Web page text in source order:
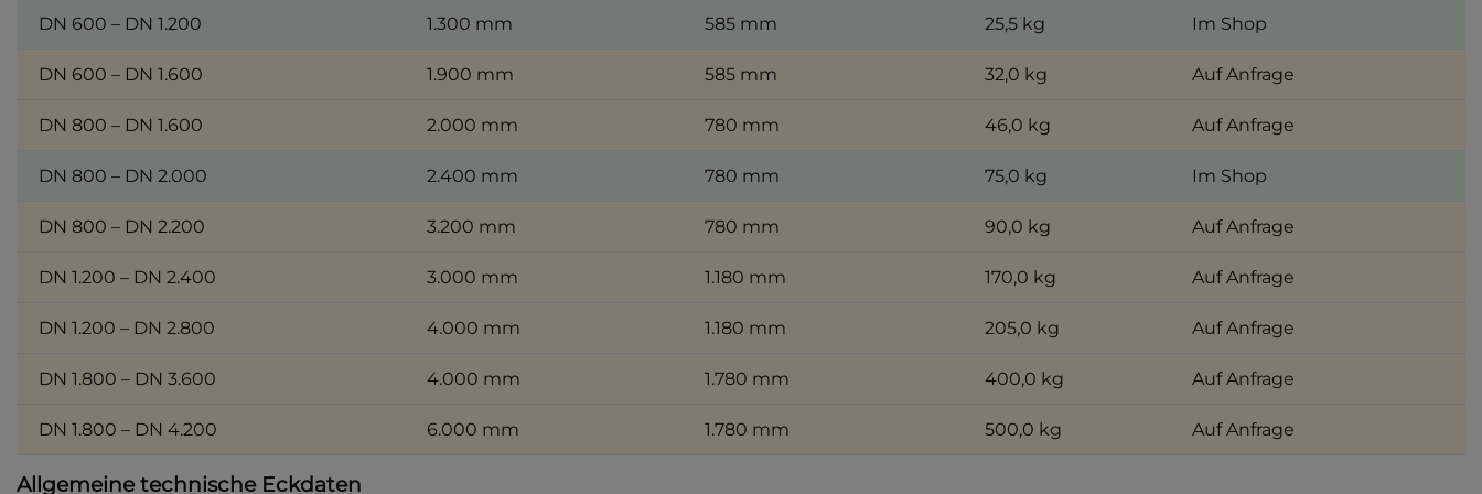
DN 600 – DN 1.200 1.300 mm 585 mm 25,5 kg Im Shop
DN 600 – DN 1.600 1.900 mm 585 mm 32,0 kg Auf Anfrage
DN 800 – DN 1.600 2.000 mm 780 mm 46,0 kg Auf Anfrage
DN 800 – DN 2.000 2.400 mm 780 mm 75,0 kg Im Shop
DN 800 – DN 2.200 3.200 mm 780 mm 90,0 kg Auf Anfrage
DN 1.200 – DN 2.400 3.000 mm 1.180 mm 170,0 kg Auf Anfrage
DN 1.200 – DN 2.800 4.000 mm 1.180 mm 205,0 kg Auf Anfrage
DN 1.800 – DN 3.600 4.000 mm 1.780 mm 400,0 kg Auf Anfrage
DN 1.800 – DN 4.200 6.000 mm 1.780 mm 500,0 kg Auf Anfrage
Allgemeine technische Eckdaten